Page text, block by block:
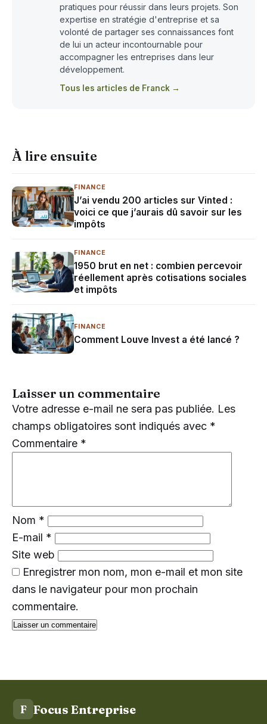
pratiques pour réussir dans leurs projets. Son
expertise en stratégie d'entreprise et sa
volonté de partager ses connaissances font
de lui un acteur incontournable pour
accompagner les entreprises dans leur
développement.
Tous les articles de Franck →
À lire ensuite
FINANCE
J’ai vendu 200 articles sur Vinted :
voici ce que j’aurais dû savoir sur les
impôts
FINANCE
1950 brut en net : combien percevoir
réellement après cotisations sociales
et impôts
FINANCE
Comment Louve Invest a été lancé ?
Laisser un commentaire
Votre adresse e-mail ne sera pas publiée. Les
champs obligatoires sont indiqués avec *
Commentaire *
Nom *
E-mail *
Site web
Enregistrer mon nom, mon e-mail et mon site
dans le navigateur pour mon prochain
commentaire.
F Focus Entreprise